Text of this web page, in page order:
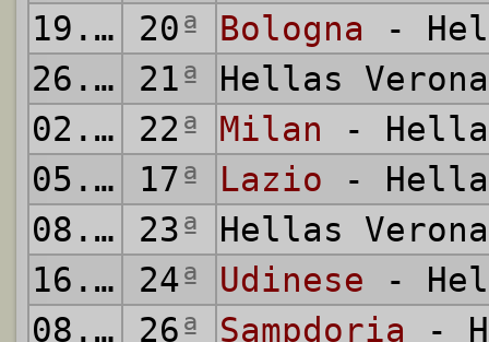
19.01.2020
20ª Bologna -
26.01.2020
21ª
Hellas
02.02.2020
22ª Milan -
05.02.2020
17ª Lazio -
08.02.2020
23ª
Hellas
16.02.2020
24ª Udinese -
08.03.2020
26ª Sampdoria -